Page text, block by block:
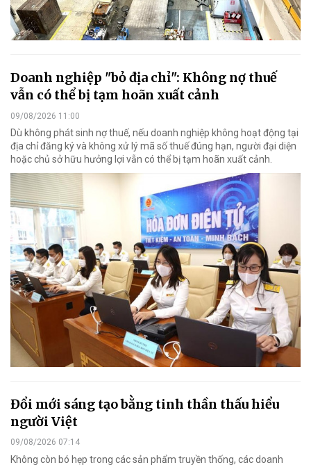
Doanh nghiệp "bỏ địa chỉ": Không nợ thuế
vẫn có thể bị tạm hoãn xuất cảnh
09/08/2026 11:00
Dù không phát sinh nợ thuế, nếu doanh nghiệp không hoạt động tại
địa chỉ đăng ký và không xử lý mã số thuế đúng hạn, người đại diện
hoặc chủ sở hữu hưởng lợi vẫn có thể bị tạm hoãn xuất cảnh.
Đổi mới sáng tạo bằng tinh thần thấu hiểu
người Việt
09/08/2026 07:14
Không còn bó hẹp trong các sản phẩm truyền thống, các doanh